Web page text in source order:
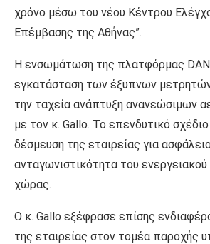
χρόνο μέσω του νέου Κέντρου
Επέμβασης της Αθήνας”.
Η ενσωμάτωση της πλατφόρμας
εγκατάσταση των έξυπνων
την ταχεία ανάπτυξη ανανεώσιμων
με τον κ. Gallo. Το επενδυτικό σχέδιο
δέσμευση της εταιρείας για
ανταγωνιστικότητα του
χώρας.
Ο κ. Gallo εξέφρασε επίσης
της εταιρείας στον τομέα παροχής